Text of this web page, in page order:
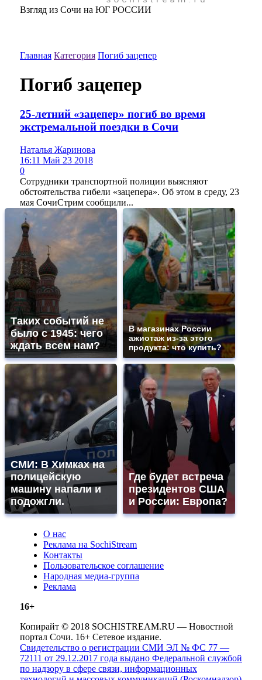
Взгляд из Сочи на ЮГ РОССИИ
Главная Категория Погиб зацепер
Погиб зацепер
25-летний «зацепер» погиб во время
экстремальной поездки в Сочи
Наталья Жаринова
16:11 Май 23 2018
0
Сотрудники транспортной полиции выясняют
обстоятельства гибели «зацепера». Об этом в среду, 23
мая СочиСтрим сообщили...
Таких событий не
было с 1945: чего
ждать всем нам?
В магазинах России
ажиотаж из-за этого
продукта: что купить?
СМИ: В Химках на
полицейскую
машину напали и
подожгли.
Где будет встреча
президентов США
и России: Европа?
О нас
Реклама на SochiStream
Контакты
Пользовательское соглашение
Народная медиа-группа
Реклама
16+
Копирайт © 2018 SOCHISTREAM.RU — Новостной
портал Сочи. 16+ Сетевое издание.
Свидетельство о регистрации СМИ ЭЛ № ФС 77 —
72111 от 29.12.2017 года выдано Федеральной службой
по надзору в сфере связи, информационных